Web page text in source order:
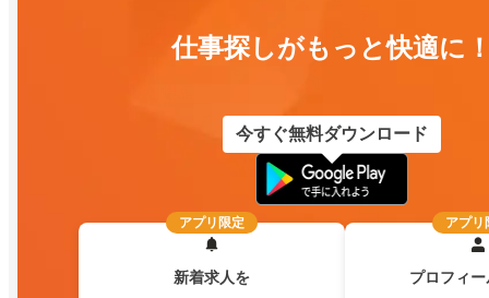
仕事探しがもっと快適に
今すぐ無料ダウンロード
アプリ限定
新着求人を
アプリ
プロフィ